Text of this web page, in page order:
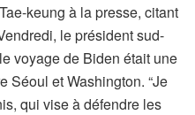
keung à la presse, citant
le président sud-
voyage de Biden était une
Séoul et Washington. “Je
qui vise à défendre les